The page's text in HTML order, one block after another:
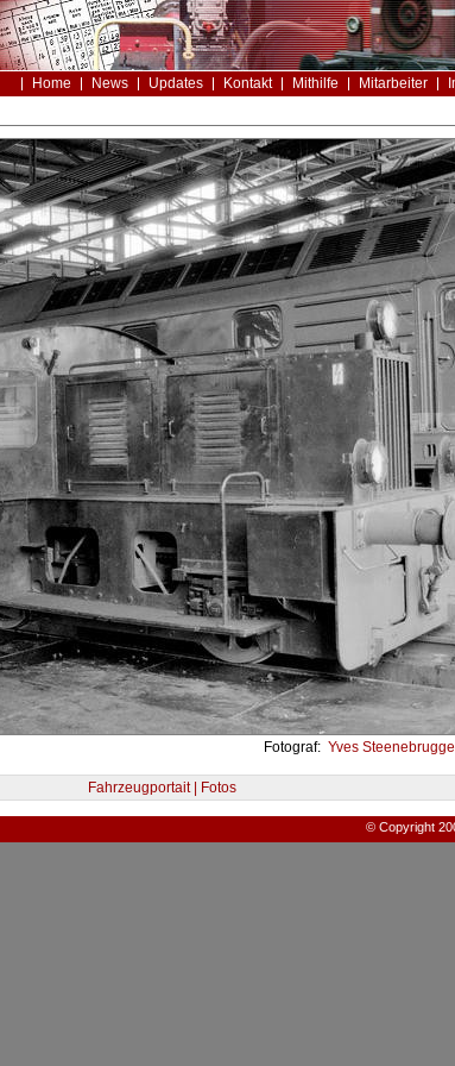
Home News Updates Kontakt Mithilfe Mitarbeiter
Fotograf: Yves
Fahrzeugportait | Fotos
© Copyright